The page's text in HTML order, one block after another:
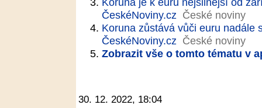
ČeskéNoviny.cz České noviny
Koruna zůstává vůči euru nadále
ČeskéNoviny.cz České noviny
Zobrazit vše o tomto tématu v
30. 12. 2022, 18:04